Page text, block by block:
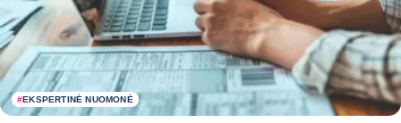
#EKSPERTINĖ NUOMONĖ